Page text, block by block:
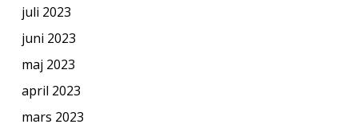
juli 2023
juni 2023
maj 2023
april 2023
mars 2023